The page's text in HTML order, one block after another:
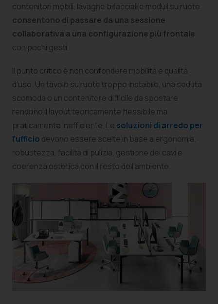
contenitori mobili, lavagne bifacciali e moduli su ruote
consentono di passare da una sessione
collaborativa a una configurazione più frontale
con pochi gesti.
Il punto critico è non confondere mobilità e qualità
d’uso. Un tavolo su ruote troppo instabile, una seduta
scomoda o un contenitore difficile da spostare
rendono il layout teoricamente flessibile ma
praticamente inefficiente. Le soluzioni di arredo per
l’ufficio devono essere scelte in base a ergonomia,
robustezza, facilità di pulizia, gestione dei cavi e
coerenza estetica con il resto dell’ambiente.